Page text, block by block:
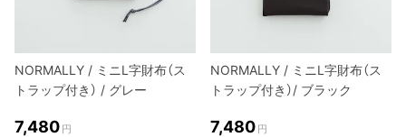
NORMALLY / ミニL字財布（ス
トラップ付き） / グレー
7,480 円
NORMALLY / ミニL字財布（ス
トラップ付き）/ ブラック
7,480 円